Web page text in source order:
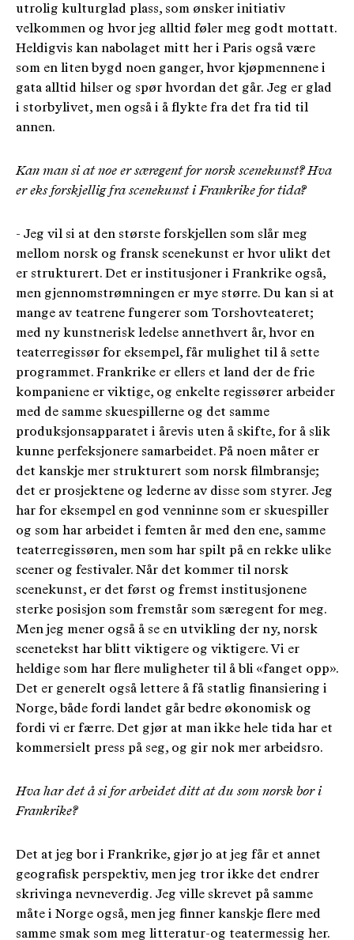
utrolig kulturglad plass, som ønsker initiativ
velkommen og hvor jeg alltid føler meg godt mottatt.
Heldigvis kan nabolaget mitt her i Paris også være
som en liten bygd noen ganger, hvor kjøpmennene i
gata alltid hilser og spør hvordan det går. Jeg er glad
i storbylivet, men også i å flykte fra det fra tid til
annen.
Kan man si at noe er særegent for norsk scenekunst? Hva
er eks forskjellig fra scenekunst i Frankrike for tida?
- Jeg vil si at den største forskjellen som slår meg
mellom norsk og fransk scenekunst er hvor ulikt det
er strukturert. Det er institusjoner i Frankrike også,
men gjennomstrømningen er mye større. Du kan si at
mange av teatrene fungerer som Torshovteateret;
med ny kunstnerisk ledelse annethvert år, hvor en
teaterregissør for eksempel, får mulighet til å sette
programmet. Frankrike er ellers et land der de frie
kompaniene er viktige, og enkelte regissører arbeider
med de samme skuespillerne og det samme
produksjonsapparatet i årevis uten å skifte, for å slik
kunne perfeksjonere samarbeidet. På noen måter er
det kanskje mer strukturert som norsk filmbransje;
det er prosjektene og lederne av disse som styrer. Jeg
har for eksempel en god venninne som er skuespiller
og som har arbeidet i femten år med den ene, samme
teaterregissøren, men som har spilt på en rekke ulike
scener og festivaler. Når det kommer til norsk
scenekunst, er det først og fremst institusjonene
sterke posisjon som fremstår som særegent for meg.
Men jeg mener også å se en utvikling der ny, norsk
scenetekst har blitt viktigere og viktigere. Vi er
heldige som har flere muligheter til å bli «fanget opp».
Det er generelt også lettere å få statlig finansiering i
Norge, både fordi landet går bedre økonomisk og
fordi vi er færre. Det gjør at man ikke hele tida har et
kommersielt press på seg, og gir nok mer arbeidsro.
Hva har det å si for arbeidet ditt at du som norsk bor i
Frankrike?
Det at jeg bor i Frankrike, gjør jo at jeg får et annet
geografisk perspektiv, men jeg tror ikke det endrer
skrivinga nevneverdig. Jeg ville skrevet på samme
måte i Norge også, men jeg finner kanskje flere med
samme smak som meg litteratur-og teatermessig her.